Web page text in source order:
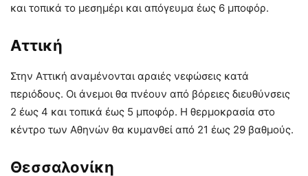
και τοπικά το μεσημέρι και απόγευμα έως 6 μποφόρ.
Αττική
Στην Αττική αναμένονται αραιές νεφώσεις κατά
περιόδους. Οι άνεμοι θα πνέουν από βόρειες διευθύνσεις
2 έως 4 και τοπικά έως 5 μποφόρ. Η θερμοκρασία στο
κέντρο των Αθηνών θα κυμανθεί από 21 έως 29 βαθμούς.
Θεσσαλονίκη